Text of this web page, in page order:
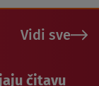
Vidi sve
čitavu